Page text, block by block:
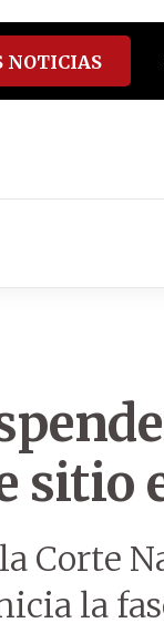
NOTICIAS
sitio
Corte
la